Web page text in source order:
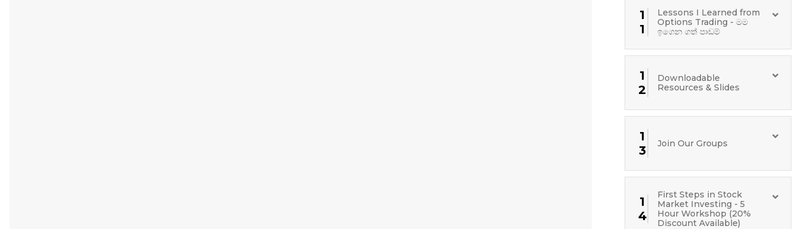
1
1
Lessons I Learned from
Options Trading - මම
ඉගෙන ගත් පාඩම්
1
2
Downloadable
Resources & Slides
1
3
Join Our Groups
1
4
First Steps in Stock
Market Investing - 5
Hour Workshop (20%
Discount Available)